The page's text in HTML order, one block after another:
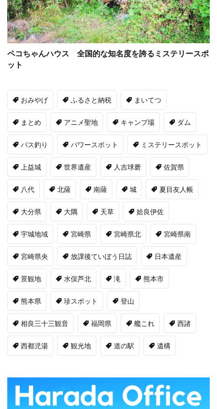
ペコちゃんハウス 全国的な知名度を誇るミステリースポ
ット
おみやげ ふるさと納税 まいてつ
まとめ アニメ聖地 キャンプ場 ダム
バス釣り パワースポット ミステリースポット
上益城 世界遺産 人吉球磨 佐賀県
八代 北薩 南薩 城 夏目友人帳
大分県 大隅 天草 姶良伊佐
宇城地域 宮崎県 宮崎県北 宮崎県南
宮崎県央 放課後ていぼう日誌 日本遺産
景観地 水俣芦北 滝 熊本市
熊本県 珍スポット 登山
相良三十三観音 福岡県 艦これ 西諸
西都児湯 観光地 道の駅 遺構